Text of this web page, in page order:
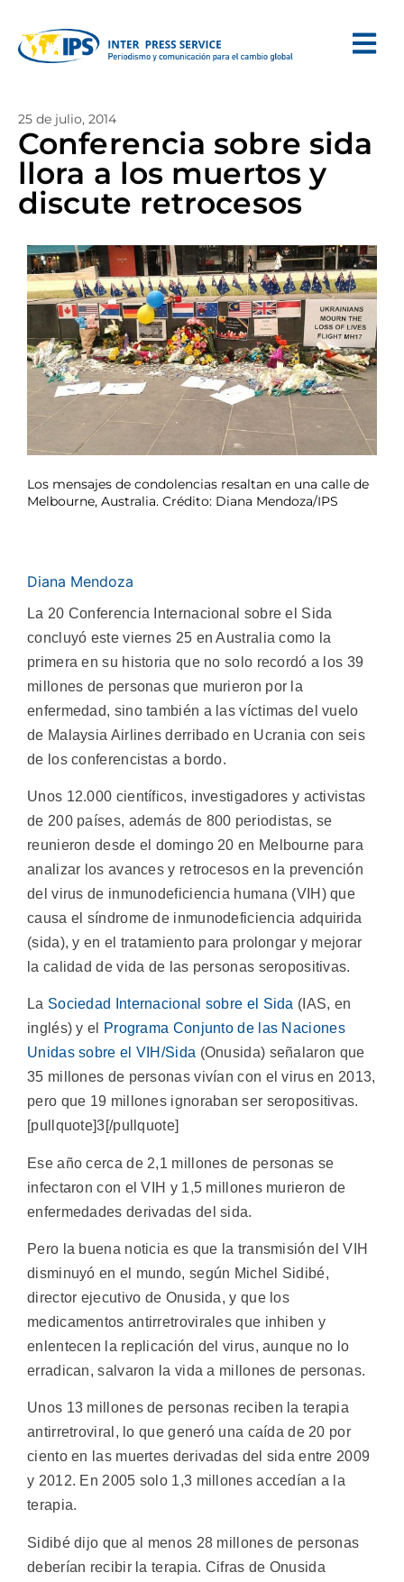
25 de julio, 2014
Conferencia sobre sida
llora a los muertos y
discute retrocesos
Los mensajes de condolencias resaltan en una calle de
Melbourne, Australia. Crédito: Diana Mendoza/IPS
Diana Mendoza
La 20 Conferencia Internacional sobre el Sida
concluyó este viernes 25 en Australia como la
primera en su historia que no solo recordó a los 39
millones de personas que murieron por la
enfermedad, sino también a las víctimas del vuelo
de Malaysia Airlines derribado en Ucrania con seis
de los conferencistas a bordo.
Unos 12.000 científicos, investigadores y activistas
de 200 países, además de 800 periodistas, se
reunieron desde el domingo 20 en Melbourne para
analizar los avances y retrocesos en la prevención
del virus de inmunodeficiencia humana (VIH) que
causa el síndrome de inmunodeficiencia adquirida
(sida), y en el tratamiento para prolongar y mejorar
la calidad de vida de las personas seropositivas.
La Sociedad Internacional sobre el Sida (IAS, en
inglés) y el
Programa Conjunto de las Naciones
Unidas sobre el VIH/Sida (Onusida) señalaron que
35 millones de personas vivían con el virus en 2013,
pero que 19 millones ignoraban ser seropositivas.
[pullquote]3[/pullquote]
Ese año cerca de 2,1 millones de personas se
infectaron con el VIH y 1,5 millones murieron de
enfermedades derivadas del sida.
Pero la buena noticia es que la transmisión del VIH
disminuyó en el mundo, según Michel Sidibé,
director ejecutivo de Onusida, y que los
medicamentos antirretrovirales que inhiben y
enlentecen la replicación del virus, aunque no lo
erradican, salvaron la vida a millones de personas.
Unos 13 millones de personas reciben la terapia
antirretroviral, lo que generó una caída de 20 por
ciento en las muertes derivadas del sida entre 2009
y 2012. En 2005 solo 1,3 millones accedían a la
terapia.
Sidibé dijo que al menos 28 millones de personas
deberían recibir la terapia. Cifras de Onusida